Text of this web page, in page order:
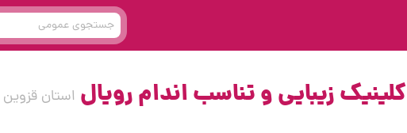
کلینیک زیبایی و تناسب اندام رویال استان